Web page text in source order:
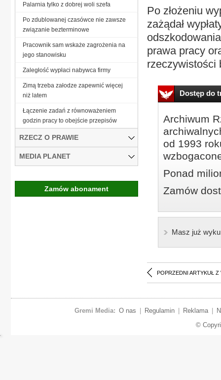
Po złożeniu
zażądał
prawa pracy
rzeczywistości
Dostęp do
Archiwum
od 1993
Ponad
Zamów
Masz już
POPRZEDNI ARTYKUŁ Z
Palarnia tylko z dobrej woli szefa
Po zdublowanej czasówce nie zawsze
związanie bezterminowe
Pracownik sam wskaże zagrożenia na
jego stanowisku
Zaległość wypłaci nabywca firmy
Zimą trzeba załodze zapewnić więcej
niż latem
Łączenie zadań z równoważeniem
godzin pracy to obejście przepisów
RZECZ O PRAWIE
MEDIA PLANET
Zamów abonament
Gremi Media: O nas Regulamin Reklama
©